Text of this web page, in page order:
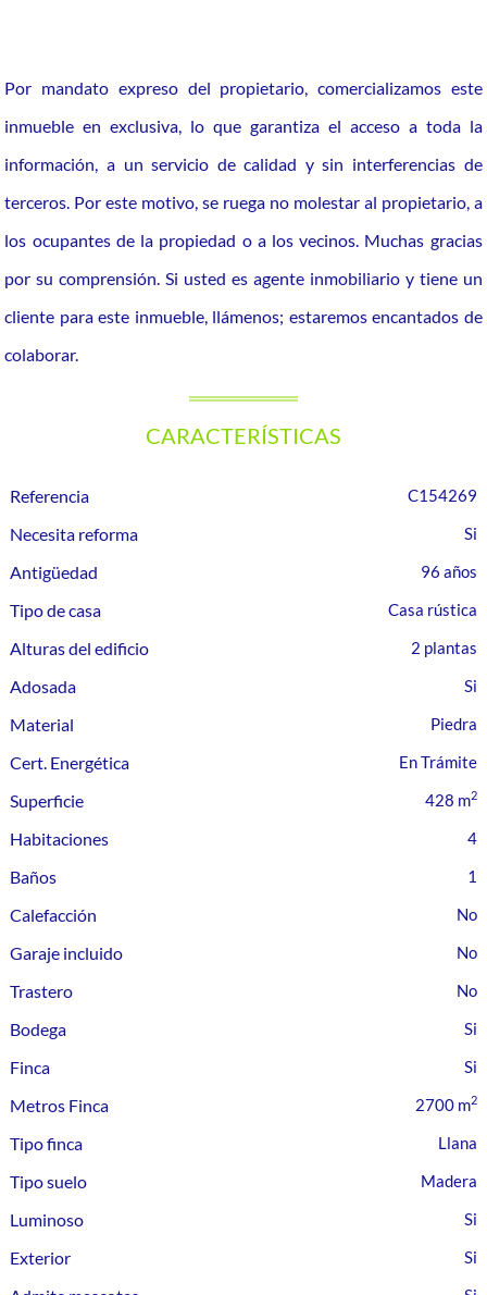
Por mandato expreso del propietario, comercializamos este
inmueble en exclusiva, lo que garantiza el acceso a toda la
información, a un servicio de calidad y sin interferencias de
terceros. Por este motivo, se ruega no molestar al propietario, a
los ocupantes de la propiedad o a los vecinos. Muchas gracias
por su comprensión. Si usted es agente inmobiliario y tiene un
cliente para este inmueble, llámenos; estaremos encantados de
colaborar.
CARACTERÍSTICAS
Referencia C154269
Necesita reforma
Antigüedad
96 años
Tipo de casa Casa rústica
Alturas del edificio 2 plantas
Adosada
Material
Piedra
Cert. Energética En Trámite
Superficie 428 m2
Habitaciones 4
Baños 1
Calefacción
Garaje incluido
Trastero
Bodega
Finca
Metros Finca
2700 m2
Tipo finca Llana
Tipo suelo Madera
Luminoso
Exterior